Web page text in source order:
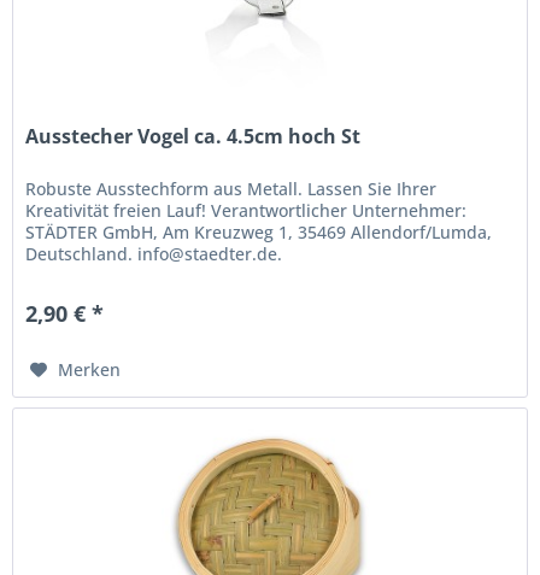
Ausstecher Vogel ca. 4.5cm hoch St
Robuste Ausstechform aus Metall. Lassen Sie Ihrer
Kreativität freien Lauf! Verantwortlicher Unternehmer:
STÄDTER GmbH, Am Kreuzweg 1, 35469 Allendorf/Lumda,
Deutschland. info@staedter.de.
2,90 € *
Merken